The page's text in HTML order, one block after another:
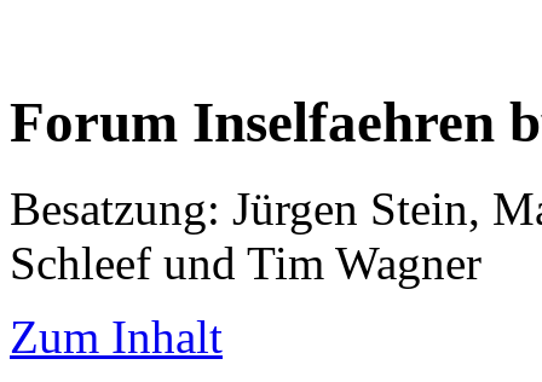
Forum Inselfaehren
Besatzung: Jürgen Stein,
Schleef und Tim Wagner
Zum Inhalt